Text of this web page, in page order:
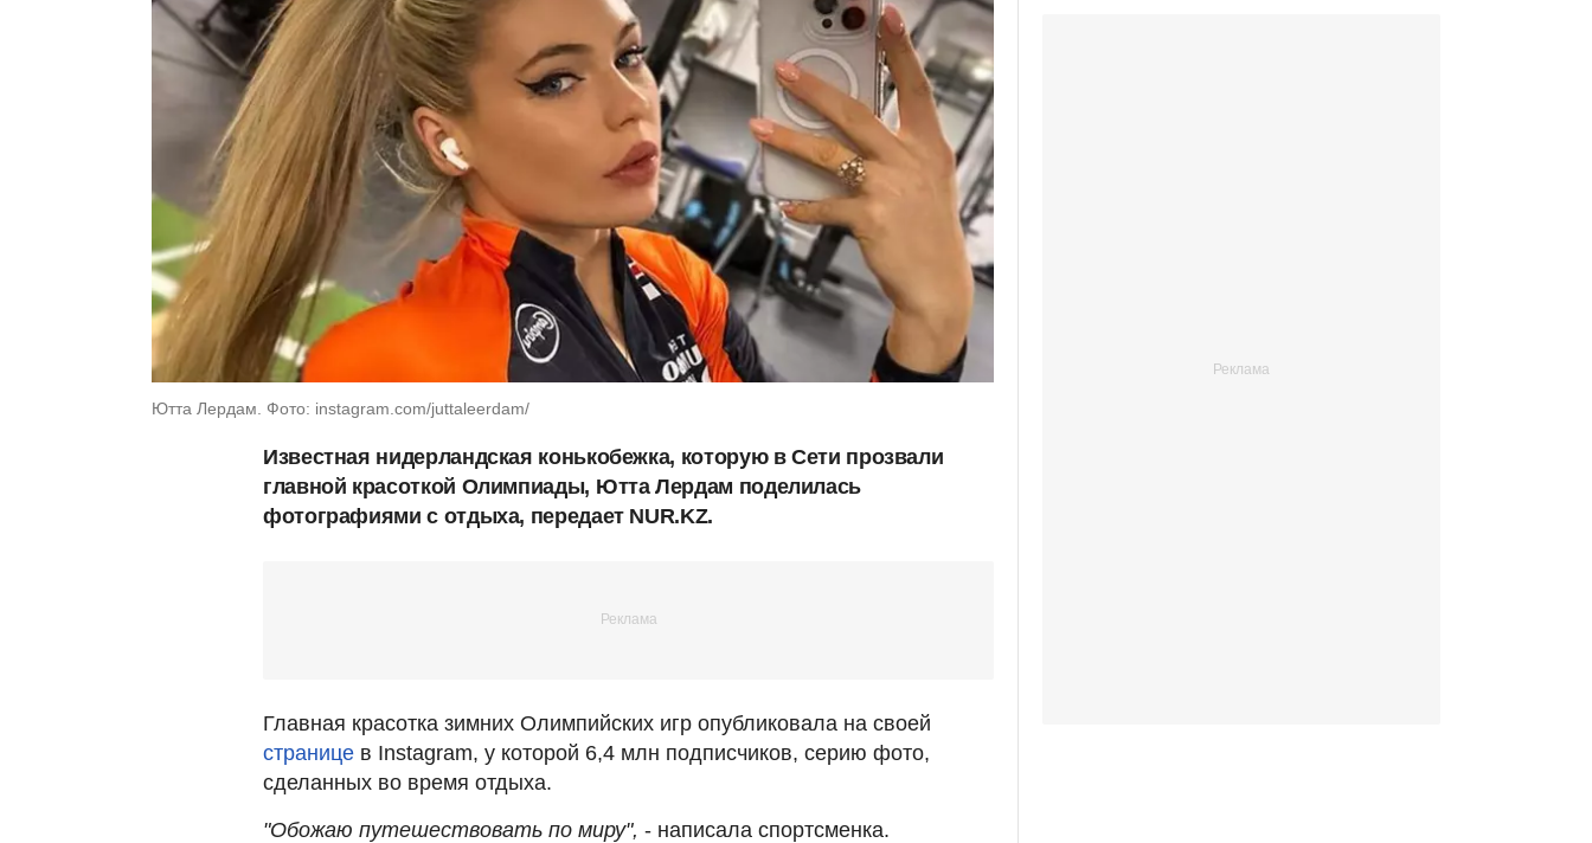
Ютта Лердам. Фото: instagram.com/juttaleerdam/
Известная нидерландская конькобежка, которую в Сети прозвали
главной красоткой Олимпиады, Ютта Лердам поделилась
фотографиями с отдыха, передает NUR.KZ.
Главная красотка зимних Олимпийских игр опубликовала на своей
странице в Instagram, у которой 6,4 млн подписчиков, серию фото,
сделанных во время отдыха.
"Обожаю путешествовать по миру", - написала спортсменка.